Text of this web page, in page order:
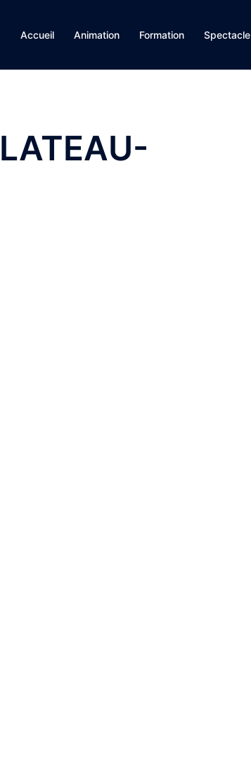
Accueil Animation Formation Spectacle